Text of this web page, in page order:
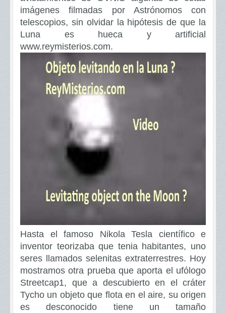
imágenes filmadas por Astrónomos con
telescopios, sin olvidar la hipótesis de que la
Luna es hueca y artificial
www.reymisterios.com.
Hasta el famoso Nikola Tesla científico e
inventor teorizaba que tenia habitantes, uno
seres llamados selenitas extraterrestres. Hoy
mostramos otra prueba que aporta el ufólogo
Streetcap1, que a descubierto en el cráter
Tycho un objeto que flota en el aire, su origen
es desconocido tiene un tamaño